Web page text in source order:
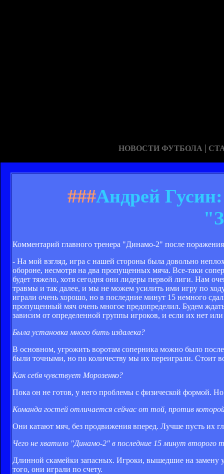
НОВОСТИ ФУТБОЛА |
###Андрей
Комментарий главного тренера "Динамо-2" после
- На мой взгляд, игра с нашей стороны была довольно
обороне, несмотря на два пропущенных мяча. Все-таки
будет тяжело, хотя сегодня они лидеры первой лиги. Нам
травмы и так далее, и мы не можем усилить ими игру по
играли очень хорошо, но в последние минут 15 немного
пропущенный мяч очень многое предопределил. Будем
зависим от определенной группы игроков, и если их нет
Была установка много бить издалека?
В основном, угрожить воротам соперника можно было
были точными, но по количеству мы их переиграли. Стоит
Как себя чувствует Морозенко?
Пока он не готов, у него проблемы с физической формой.
Команда гостей отличается сейчас от той, против
Они катают мяч, без продвижения вперед. Лучше пусть их
Чего не хватило "Динамо-2" в последние 15 минут второго
Длинной скамейки запасных. Игроки, вышедшие на замену
того, они играли по счету.